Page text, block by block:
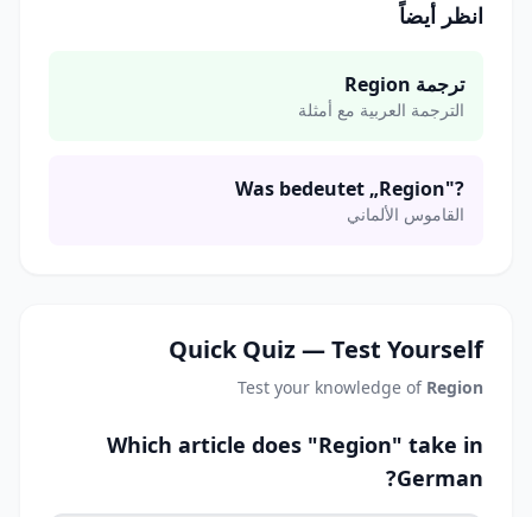
انظر أيضاً
ترجمة Region
الترجمة العربية مع أمثلة
Was bedeutet „Region"?
القاموس الألماني
Quick Quiz — Test Yourself
Test your knowledge of Region
Which article does "Region" take in
German?